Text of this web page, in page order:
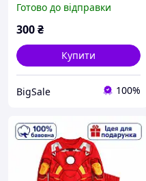
Готово до відправки
300₴
Купити
BigSale 100%